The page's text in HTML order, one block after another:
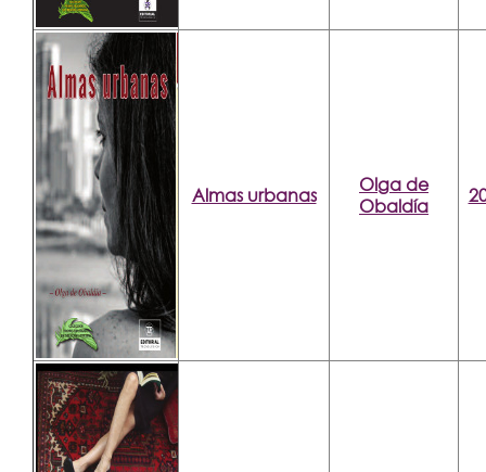
Almas urbanas
Olga de
Obaldía